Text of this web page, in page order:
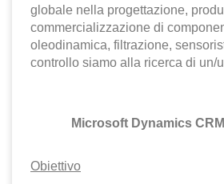
IT
globale nella progettazione,
commercializzazione di
oleodinamica, filtrazione,
controllo siamo alla ricerca di un/
Microsoft Dynamics
Obiettivo